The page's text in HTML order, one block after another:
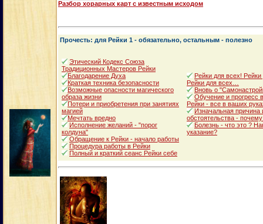
Разбор хорарных карт с известным исходом
Прочесть: для Рейки 1 - обязательно, остальным - полезно
Этический Кодекс Союза
Традиционных Мастеров Рейки
Благодарение Духа
Краткая техника безопасности
Возможные опасности магического
образа жизни
Потери и приобретения при занятиях
магией
Мечтать вредно
Исполнение желаний - "порог
колдуна"
Обращение к Рейки - начало работы
Процедура работы в Рейки
Полный и краткий сеанс Рейки себе
Рейки для всех!
Рейки для всех…
Вновь о
Обучение и прогресс
Рейки - все в ваших
Изначальная
обстоятельства -
Болезнь - что это ?
указание?